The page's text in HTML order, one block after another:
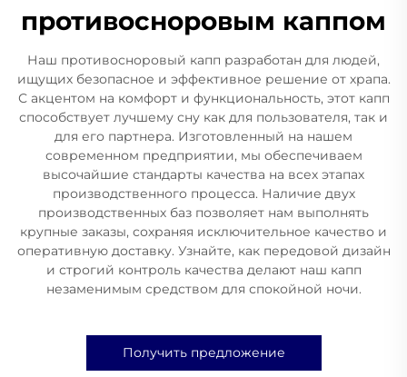
противосноровым каппом
Наш противосноровый капп разработан для людей,
ищущих безопасное и эффективное решение от храпа.
С акцентом на комфорт и функциональность, этот капп
способствует лучшему сну как для пользователя, так и
для его партнера. Изготовленный на нашем
современном предприятии, мы обеспечиваем
высочайшие стандарты качества на всех этапах
производственного процесса. Наличие двух
производственных баз позволяет нам выполнять
крупные заказы, сохраняя исключительное качество и
оперативную доставку. Узнайте, как передовой дизайн
и строгий контроль качества делают наш капп
незаменимым средством для спокойной ночи.
Получить предложение